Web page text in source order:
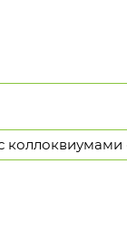
коллоквиумами